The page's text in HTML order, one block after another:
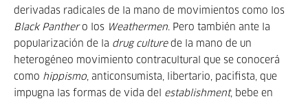
derivadas radicales de la mano de movimientos como los
Black Panthero los Weathermen. Pero también ante la
popularización de la drug culturede la mano de un
heterogéneo movimiento contracultural que se conocerá
como hippismo, anticonsumista, libertario, pacifista, que
impugna las formas de vida del establishment, bebe en